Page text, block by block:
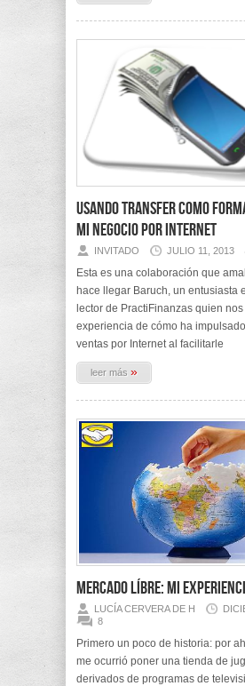
Usando Transfer como
mi negocio por Internet
INVITADO JULIO 11, 2013
Esta es una colaboración que
hace llegar Baruch, un entusiasta
lector de PractiFinanzas quien
experiencia de cómo ha
ventas por Internet al facilitarle
leer más »
Mercado Líbre: Mi
LUCÍA CERVERA DE H
8
Primero un poco de historia: por
me ocurrió poner una tienda de
derivados de programas de